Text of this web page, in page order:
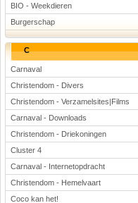
BIO - Weekdieren
Burgerschap
C
Carnaval
Christendom - Divers
Christendom - Verzamelsites|Films
Carnaval - Downloads
Christendom - Driekoningen
Cluster 4
Carnaval - Internetopdracht
Christendom - Hemelvaart
Coco kan het!